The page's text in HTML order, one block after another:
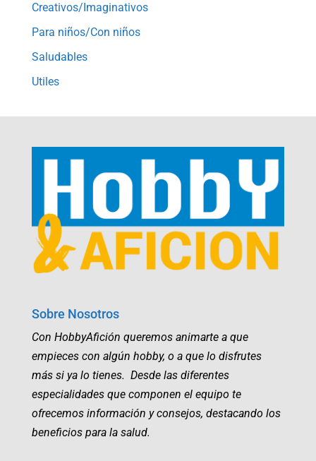
Creativos/Imaginativos
Para niños/Con niños
Saludables
Utiles
Sobre Nosotros
Con HobbyAfición queremos animarte a que
empieces con algún hobby, o a que lo disfrutes
más si ya lo tienes. Desde las diferentes
especialidades que componen el equipo te
ofrecemos información y consejos, destacando los
beneficios para la salud.